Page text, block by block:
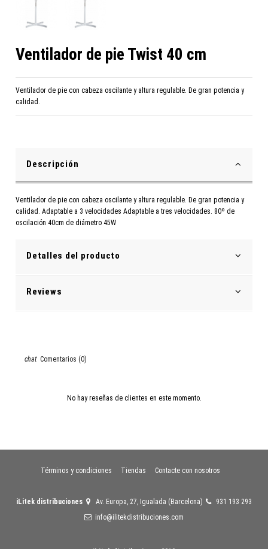
Ventilador de pie Twist 40 cm
Ventilador de pie con cabeza oscilante y altura regulable. De gran potencia y
calidad.
Descripción
Ventilador de pie con cabeza oscilante y altura regulable. De gran potencia y
calidad. Adaptable a 3 velocidades Adaptable a tres velocidades. 80º de
oscilación 40cm de diámetro 45W
Detalles del producto
Reviews
Comentarios (0)
No hay reseñas de clientes en este momento.
Términos y condiciones Tiendas Contacte con nosotros
iLitek distribuciones Av. Europa, 27, Igualada (Barcelona)
931 193 293
info@ilitekdistribuciones.com